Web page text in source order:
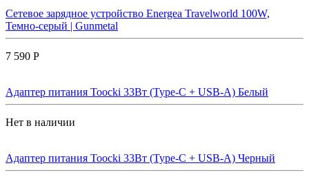
Сетевое зарядное устройство Energea Travelworld 100W,
Темно-серый | Gunmetal
7 590 Р
Адаптер питания Toocki 33Вт (Type-C + USB-A) Белый
Нет в наличии
Адаптер питания Toocki 33Вт (Type-C + USB-A) Черный